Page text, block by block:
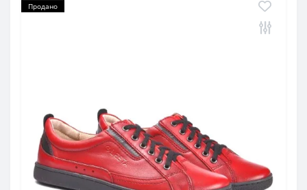
Продано